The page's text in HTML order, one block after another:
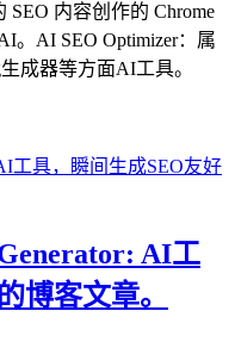
内容创作的 Chrome
。AI SEO Optimizer：属
成器等方面AI工具。
AI工
博客文章。